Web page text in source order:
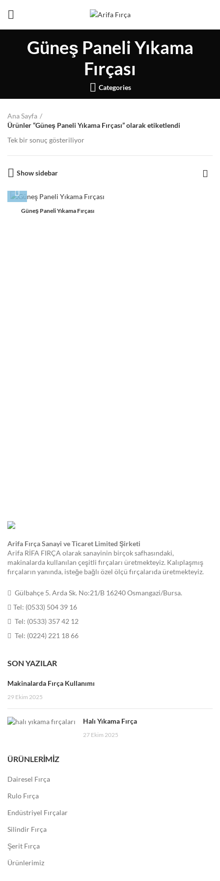
Güneş Paneli Yıkama
Fırçası
Categories
Ana Sayfa
Ürünler “Güneş Paneli Yıkama Fırçası” olarak etiketlendi
Tek bir sonuç gösteriliyor
Show sidebar
Güneş Paneli Yıkama Fırçası
Arifa Fırça Sanayi ve Ticaret Limited Şirketi
Arifa RİFA FIRÇA olarak sanayinin birçok safhasındaki,
makinalarda kullanılan çeşitli fırçaları üretmekteyiz. Kalıplaşmış
fırçaların yanında, isteğe bağlı özel ölçü fırçalarıda üretmekteyiz.
Gülbahçe 5. Arda Sk. No:21/B 16240 Osmangazi/Bursa.
Tel: (0533) 504 39 16
Tel: (0533) 357 42 12
Tel: (0224) 221 18 66
SON YAZILAR
Makinalarda Fırça Kullanımı
29 Ekim 2025
Halı Yıkama Fırça
27 Ekim 2025
ÜRÜNLERIMIZ
Dairesel Fırça
Rulo Fırça
Endüstriyel Fırçalar
Silindir Fırça
Şerit Fırça
Ürünlerimiz